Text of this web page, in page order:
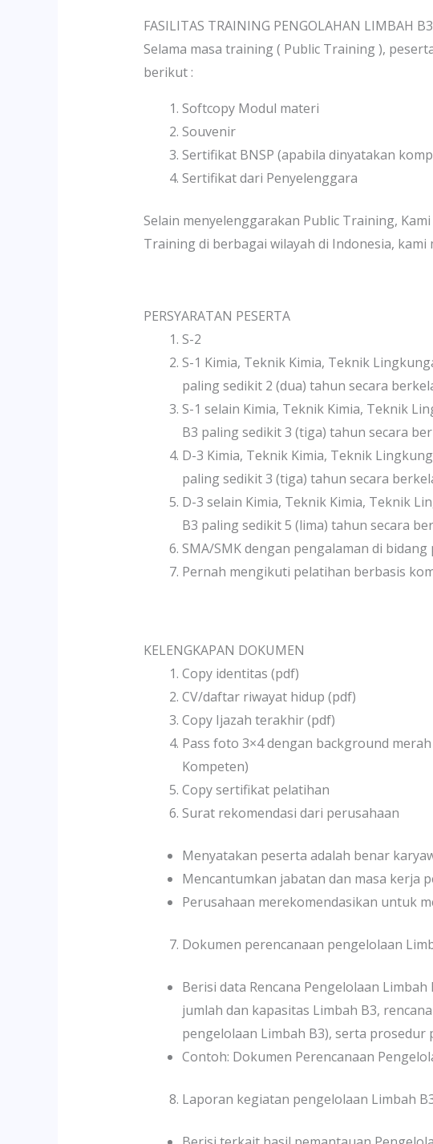
FASILITAS TRAINING PENGOLAHAN LIMBAH B3
Selama masa training ( Public Training ),
berikut :
Softcopy Modul materi
Souvenir
Sertifikat BNSP (apabila dinyatakan
Sertifikat dari Penyelenggara
Selain menyelenggarakan Public Training,
Training di berbagai wilayah di Indonesia,
PERSYARATAN PESERTA
S-2
S-1 Kimia, Teknik Kimia, Teknik
paling sedikit 2 (dua) tahun secara
S-1 selain Kimia, Teknik Kimia, Teknik
B3 paling sedikit 3 (tiga) tahun secara
D-3 Kimia, Teknik Kimia, Teknik
paling sedikit 3 (tiga) tahun secara
D-3 selain Kimia, Teknik Kimia, Teknik
B3 paling sedikit 5 (lima) tahun secara
SMA/SMK dengan pengalaman di
Pernah mengikuti pelatihan berbasis
KELENGKAPAN DOKUMEN
Copy identitas (pdf)
CV/daftar riwayat hidup (pdf)
Copy Ijazah terakhir (pdf)
Pass foto 3×4 dengan background
Kompeten)
Copy sertifikat pelatihan
Surat rekomendasi dari perusahaan
Menyatakan peserta adalah benar
Mencantumkan jabatan dan masa kerja
Perusahaan merekomendasikan untuk
Dokumen perencanaan pengelolaan
Berisi data Rencana Pengelolaan
jumlah dan kapasitas Limbah B3,
pengelolaan Limbah B3), serta prosedur
Contoh: Dokumen Perencanaan
Laporan kegiatan pengelolaan Limbah